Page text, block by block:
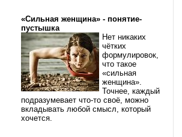
«Сильная женщина» - понятие-
пустышка
Нет никаких
чётких
формулировок,
что такое
«сильная
женщина».
Точнее, каждый
подразумевает что-то своё, можно
вкладывать любой смысл, который
хочется.